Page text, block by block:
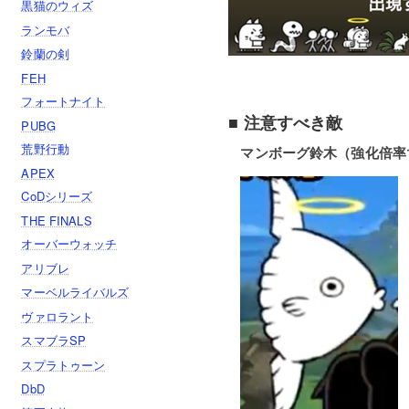
黒猫のウィズ
ランモバ
鈴蘭の剣
FEH
フォートナイト
PUBG
荒野行動
APEX
CoDシリーズ
THE FINALS
オーバーウォッチ
アリブレ
マーベルライバルズ
ヴァロラント
スマブラSP
スプラトゥーン
DbD
■ 注意すべき敵
マンボーグ鈴木（強化倍